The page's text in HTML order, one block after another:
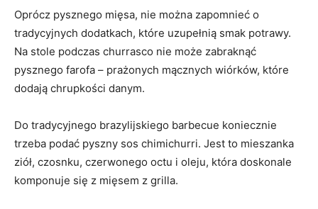
Oprócz pysznego mięsa, nie można⁣ zapomnieć o
tradycyjnych dodatkach, które‌ uzupełnią smak potrawy.
Na stole podczas ‍churrasco nie ⁤może zabraknąć
pysznego farofa – prażonych mącznych wiórków, które
dodają⁣ chrupkości danym.
Do tradycyjnego⁣ brazylijskiego barbecue ⁢koniecznie
trzeba podać pyszny sos chimichurri. Jest to mieszanka
ziół, czosnku, czerwonego octu i oleju, która doskonale
komponuje się z mięsem z grilla.